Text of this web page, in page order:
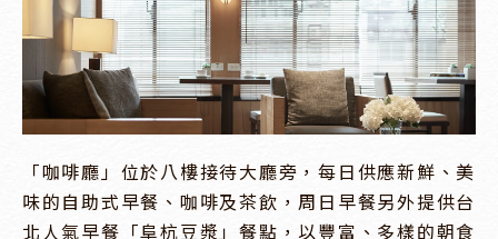
「咖啡廳」位於八樓接待大廳旁，每日供應新鮮、美
味的自助式早餐、咖啡及茶飲，周日早餐另外提供台
北人氣早餐「阜杭豆漿」餐點，以豐富、多樣的朝食